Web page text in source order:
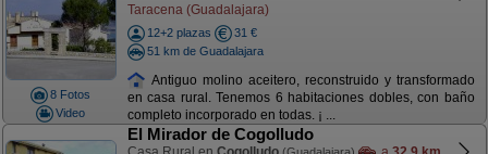
8 Fotos
Video
Taracena (Guadalajara)
12+2 plazas
31 €
51 km de Guadalajara
Antiguo molino aceitero, reconstruido y transformado
en casa rural. Tenemos 6 habitaciones dobles, con baño
completo incorporado en todas. ¡ ...
El Mirador de Cogolludo